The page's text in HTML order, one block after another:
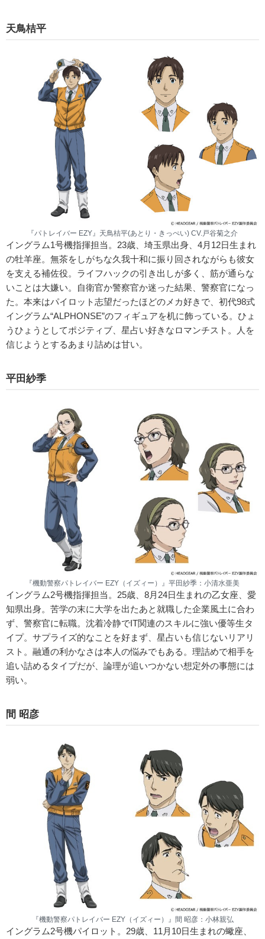
天鳥桔平
『パトレイバー EZY』天鳥桔平(あとり・きっぺい) CV.戸谷菊之介
イングラム1号機指揮担当。23歳、埼玉県出身、4月12日生まれ
の牡羊座。無茶をしがちな久我十和に振り回されながらも彼女
を支える補佐役。ライフハックの引き出しが多く、筋が通らな
いことは大嫌い。自衛官か警察官か迷った結果、警察官になっ
た。本来はパイロット志望だったほどのメカ好きで、初代98式
イングラム“ALPHONSE”のフィギュアを机に飾っている。ひょ
うひょうとしてポジティブ、星占い好きなロマンチスト。人を
信じようとするあまり詰めは甘い。
平田紗季
『機動警察パトレイバー EZY（イズィー）』平田紗季：小清水亜美
イングラム2号機指揮担当。25歳、8月24日生まれの乙女座、愛
知県出身。苦学の末に大学を出たあと就職した企業風土に合わ
ず、警察官に転職。沈着冷静でIT関連のスキルに強い優等生タ
イプ。サプライズ的なことを好まず、星占いも信じないリアリ
スト。融通の利かなさは本人の悩みでもある。理詰めで相手を
追い詰めるタイプだが、論理が追いつかない想定外の事態には
弱い。
間 昭彦
『機動警察パトレイバー EZY（イズィー）』間 昭彦：小林親弘
イングラム2号機パイロット。29歳、11月10日生まれの蠍座、